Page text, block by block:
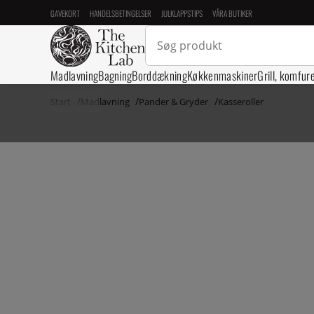
GAVEKORT HANDELSBETINGELSER JULKLAPPSTIPS VÅRA BUTIKER
MadlavningBagningBorddækningKøkkenmaskinerGrill,
Start Madlavning Pander & Gryder Kasseroller